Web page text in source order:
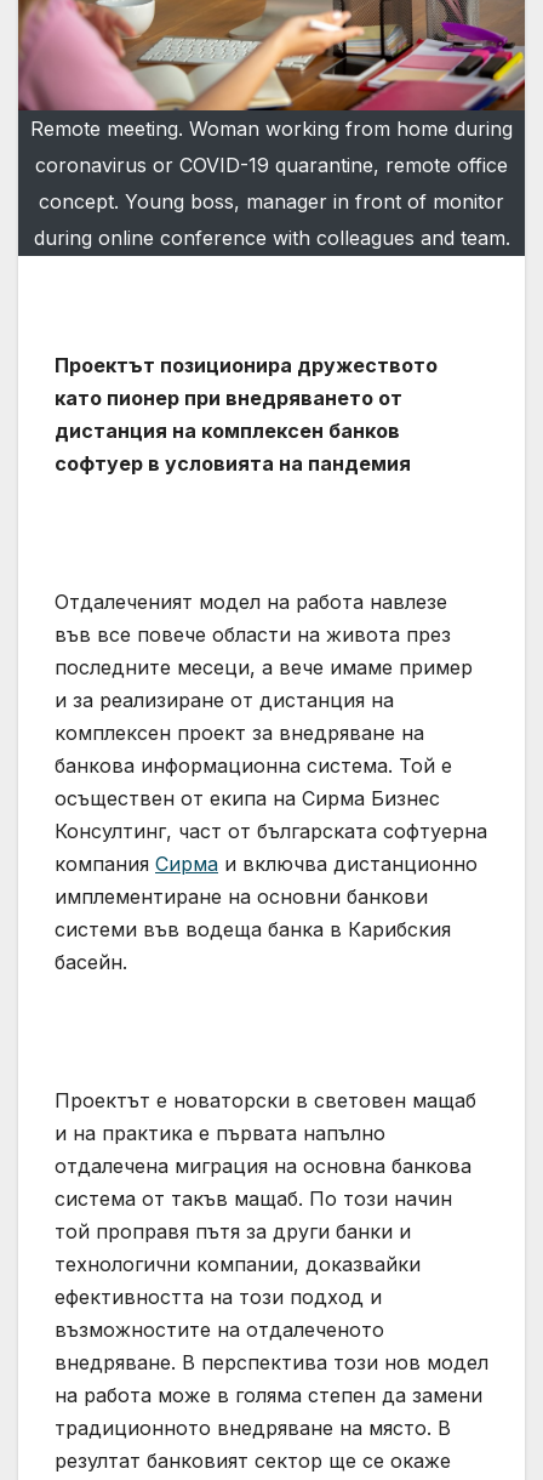
Remote meeting. Woman working from home during
coronavirus or COVID-19 quarantine, remote office
concept. Young boss, manager in front of monitor
during online conference with colleagues and team.
Проектът позиционира дружеството
като пионер при внедряването от
дистанция на комплексен банков
софтуер в условията на пандемия
Отдалеченият модел на работа навлезе
във все повече области на живота през
последните месеци, а вече имаме пример
и за реализиране от дистанция на
комплексен проект за внедряване на
банкова информационна система. Той е
осъществен от екипа на Сирма Бизнес
Консултинг, част от българската софтуерна
компания Сирма и включва дистанционно
имплементиране на основни банкови
системи във водеща банка в Карибския
басейн.
Проектът е новаторски в световен мащаб
и на практика е първата напълно
отдалечена миграция на основна банкова
система от такъв мащаб. По този начин
той проправя пътя за други банки и
технологични компании, доказвайки
ефективността на този подход и
възможностите на отдалеченото
внедряване. В перспектива този нов модел
на работа може в голяма степен да замени
традиционното внедряване на място. В
резултат банковият сектор ще се окаже